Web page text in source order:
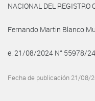
NACIONAL DEL REGISTRO
Fernando Martin Blanco
e. 21/08/2024 N° 55978/
Fecha de publicación 21/08/